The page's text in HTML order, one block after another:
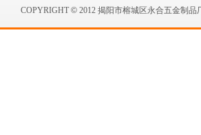
COPYRIGHT ©2012 揭阳市榕城区永合五金制